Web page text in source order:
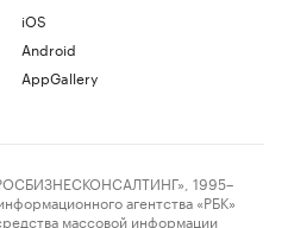
iOS
Android
AppGallery
1995–
агентства «РБК»
массовой информации